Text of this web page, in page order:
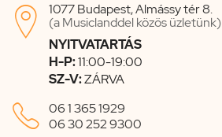

1077 Budapest, Almássy tér 8.
(a Musiclanddel közös üzletünk)
NYITVATARTÁS
H-P:11:00-19:00
SZ-V:ZÁRVA
 06 1 365 1929
06 30 252 9300